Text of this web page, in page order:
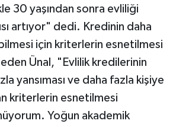
30 yaşından sonra evliliği
artıyor" dedi. Kredinin daha
için kriterlerin esnetilmesi
Ünal, "Evlilik kredilerinin
yansıması ve daha fazla kişiye
kriterlerin esnetilmesi
Yoğun akademik